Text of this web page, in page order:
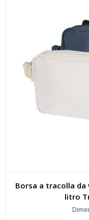
Borsa a tracolla
litro